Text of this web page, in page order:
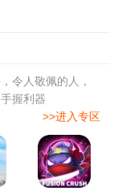
令人敬佩的人，
握利器
>>进入专区